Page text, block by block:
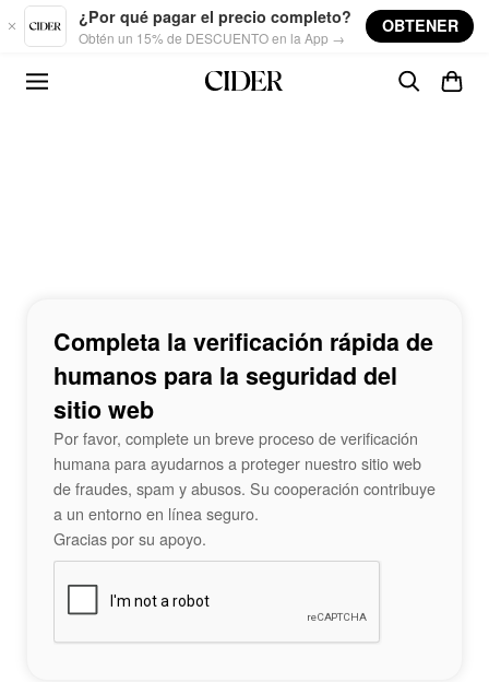
Skip to main content
¿Por qué pagar el precio completo?
Obtén un 15% de DESCUENTO en la App →
OBTENER
Completa la verificación rápida de
humanos para la seguridad del
sitio web
Por favor, complete un breve proceso de verificación
humana para ayudarnos a proteger nuestro sitio web
de fraudes, spam y abusos. Su cooperación contribuye
a un entorno en línea seguro.
Gracias por su apoyo.